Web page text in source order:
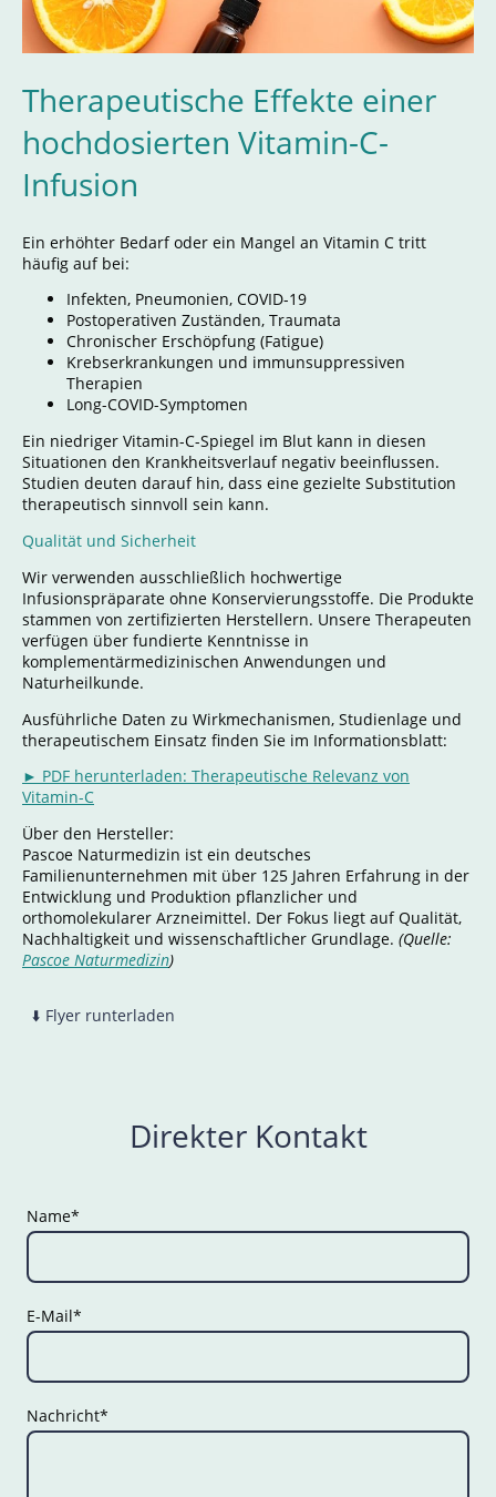
Therapeutische Effekte einer
hochdosierten Vitamin-C-
Infusion
Ein erhöhter Bedarf oder ein Mangel an Vitamin C tritt
häufig auf bei:
Infekten, Pneumonien, COVID-19
Postoperativen Zuständen, Traumata
Chronischer Erschöpfung (Fatigue)
Krebserkrankungen und immunsuppressiven
Therapien
Long-COVID-Symptomen
Ein niedriger Vitamin-C-Spiegel im Blut kann in diesen
Situationen den Krankheitsverlauf negativ beeinflussen.
Studien deuten darauf hin, dass eine gezielte Substitution
therapeutisch sinnvoll sein kann.
Qualität und Sicherheit
Wir verwenden ausschließlich hochwertige
Infusionspräparate ohne Konservierungsstoffe. Die Produkte
stammen von zertifizierten Herstellern. Unsere Therapeuten
verfügen über fundierte Kenntnisse in
komplementärmedizinischen Anwendungen und
Naturheilkunde.
Ausführliche Daten zu Wirkmechanismen, Studienlage und
therapeutischem Einsatz finden Sie im Informationsblatt:
► PDF herunterladen: Therapeutische Relevanz von
Vitamin-C
Über den Hersteller:
Pascoe Naturmedizin ist ein deutsches
Familienunternehmen mit über 125 Jahren Erfahrung in der
Entwicklung und Produktion pflanzlicher und
orthomolekularer Arzneimittel. Der Fokus liegt auf Qualität,
Nachhaltigkeit und wissenschaftlicher Grundlage. (Quelle:
Pascoe Naturmedizin)
⬇️ Flyer runterladen
Direkter Kontakt
Name*
E-Mail*
Nachricht*